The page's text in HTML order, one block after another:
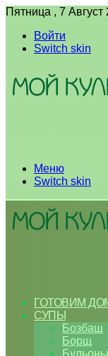
Пятница , 7 Август
Войти
Switch skin
Меню
Switch skin
ГОТОВИМ
СУПЫ
Бозбаш
Борщ
Бульоны